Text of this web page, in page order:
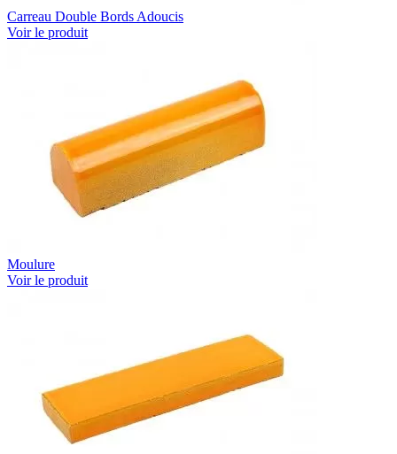
Carreau Double Bords Adoucis
Voir le produit
Moulure
Voir le produit